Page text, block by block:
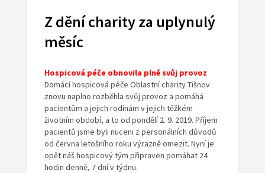
Z dění charity za uplynulý
měsíc
Hospicová péče obnovila plně svůj provoz
Domácí hospicová péče Oblastní charity Tišnov
znovu naplno rozběhla svůj provoz a pomáhá
pacientům a jejich rodinám v jejich těžkém
životním období, a to od pondělí 2. 9. 2019. Příjem
pacientů jsme byli nuceni z personálních důvodů
od června letošního roku výrazně omezit. Nyní je
opět náš hospicový tým připraven pomáhat 24
hodin denně, 7 dní v týdnu.